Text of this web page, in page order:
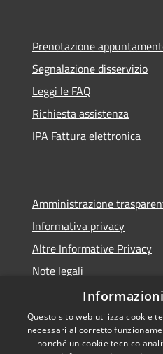
Prenotazione
Segnalazione disservizio
Leggi le FAQ
Richiesta assistenza
IPA Fattura elettronica
Amministrazione
Informativa privacy
Altre Informative Privacy
Note legali
Dichiarazione di accessibilità
Questo sito web utilizza cookie
necessari al corretto
nonché un cookie tecnico